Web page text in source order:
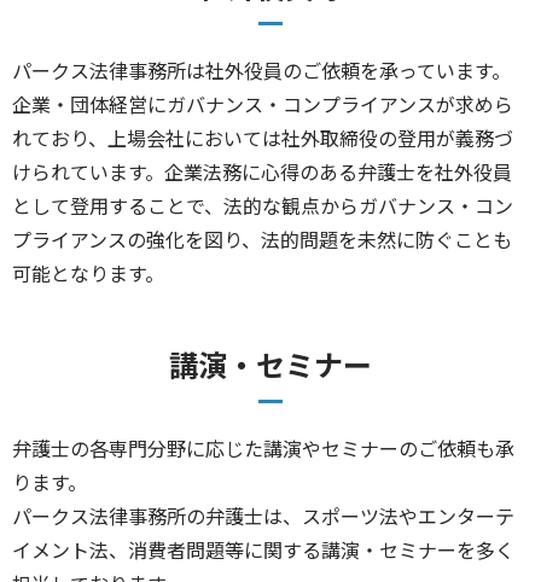
パークス法律事務所は社外役員のご依頼を承っています。
企業・団体経営にガバナンス・コンプライアンスが求めら
れており、上場会社においては社外取締役の登用が義務づ
けられています。企業法務に心得のある弁護士を社外役員
として登用することで、法的な観点からガバナンス・コン
プライアンスの強化を図り、法的問題を未然に防ぐことも
可能となります。
講演・セミナー
弁護士の各専門分野に応じた講演やセミナーのご依頼も承
ります。
パークス法律事務所の弁護士は、スポーツ法やエンターテ
イメント法、消費者問題等に関する講演・セミナーを多く